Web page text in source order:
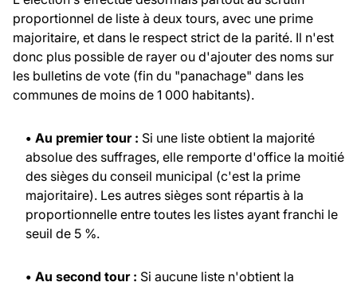
proportionnel de liste à deux tours, avec une prime
majoritaire, et dans le respect strict de la parité. Il n'est
donc plus possible de rayer ou d'ajouter des noms sur
les bulletins de vote (fin du "panachage" dans les
communes de moins de 1 000 habitants).
• Au premier tour : Si une liste obtient la majorité
absolue des suffrages, elle remporte d'office la moitié
des sièges du conseil municipal (c'est la prime
majoritaire). Les autres sièges sont répartis à la
proportionnelle entre toutes les listes ayant franchi le
seuil de 5 %.
• Au second tour : Si aucune liste n'obtient la